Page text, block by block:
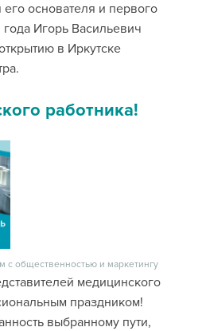
основателя и первого
года Игорь Васильевич
в Иркутске
работника!
с общественностью и маркетингу
медицинского
праздником!
выбранному пути,